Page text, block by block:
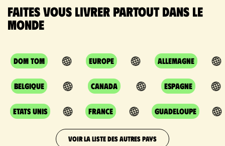
Faites vous livrer partout dans le
monde
DOM TOM Europe Allemagne
Belgique Canada Espagne
Etats Unis France Guadeloupe
VOIR LA LISTE DES AUTRES PAYS